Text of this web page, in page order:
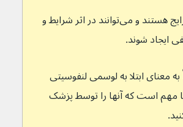
این علائم بسیار رایج هستند و می‌توانند در اثر شرایط و
معنای ابتلا به لوسمی لنفوسیتی
است که آنها را توسط پزشک